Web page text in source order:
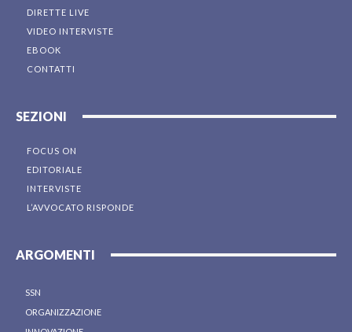
DIRETTE LIVE
VIDEO INTERVISTE
EBOOK
CONTATTI
SEZIONI
FOCUS ON
EDITORIALE
INTERVISTE
L’AVVOCATO RISPONDE
ARGOMENTI
SSN
ORGANIZZAZIONE